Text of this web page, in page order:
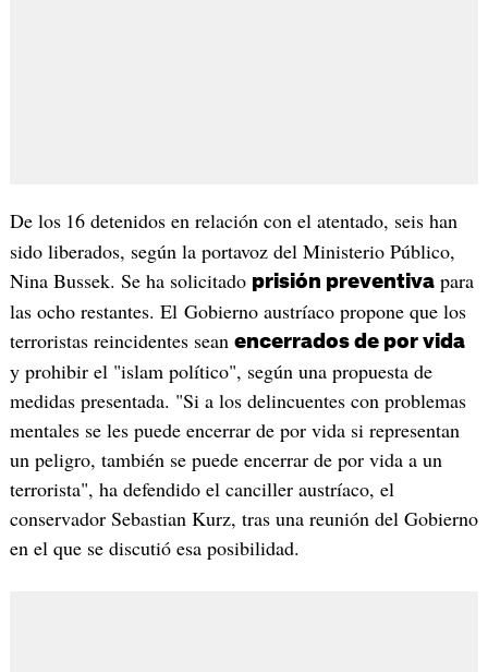
De los 16 detenidos en relación con el atentado, seis han
sido liberados, según la portavoz del Ministerio Público,
Nina Bussek. Se ha solicitado prisión preventivapara
las ocho restantes. El Gobierno austríaco propone que los
terroristas reincidentes sean encerrados de por vida
y prohibir el "islam político", según una propuesta de
medidas presentada. "Si a los delincuentes con problemas
mentales se les puede encerrar de por vida si representan
un peligro, también se puede encerrar de por vida a un
terrorista", ha defendido el canciller austríaco, el
conservador Sebastian Kurz, tras una reunión del Gobierno
en el que se discutió esa posibilidad.